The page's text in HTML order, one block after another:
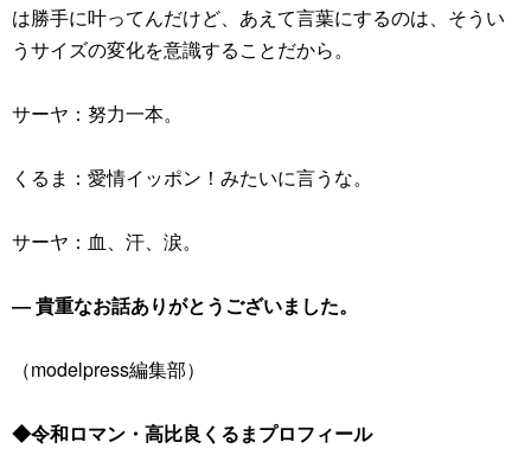
は勝手に叶ってんだけど、あえて言葉にするのは、そうい
うサイズの変化を意識することだから。
サーヤ：努力一本。
くるま：愛情イッポン！みたいに言うな。
サーヤ：血、汗、涙。
― 貴重なお話ありがとうございました。
（modelpress編集部）
◆令和ロマン・高比良くるまプロフィール